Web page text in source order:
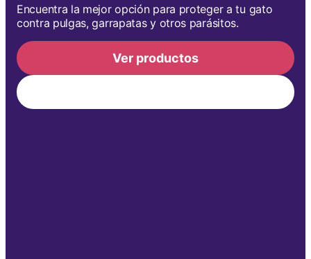
Encuentra la mejor opción para proteger a tu gato
contra pulgas, garrapatas y otros parásitos.
Ver productos